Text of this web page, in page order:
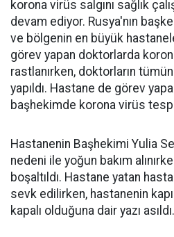
korona virüs salgını sağlık
devam ediyor. Rusya'nın
ve bölgenin en büyük
görev yapan doktorlarda
rastlanırken, doktorların
yapıldı. Hastane de görev
başhekimde korona virüs
Hastanenin Başhekimi Yulia
nedeni ile yoğun bakım
boşaltıldı. Hastane yatan
sevk edilirken, hastanenin
kapalı olduğuna dair yazı asıldı.